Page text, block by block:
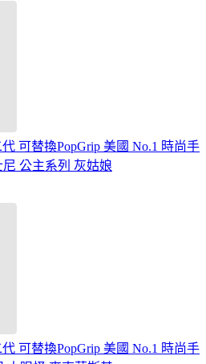
代 可替換PopGrip 美國 No.1 時尚手
公主系列 灰姑娘
代 可替換PopGrip 美國 No.1 時尚手